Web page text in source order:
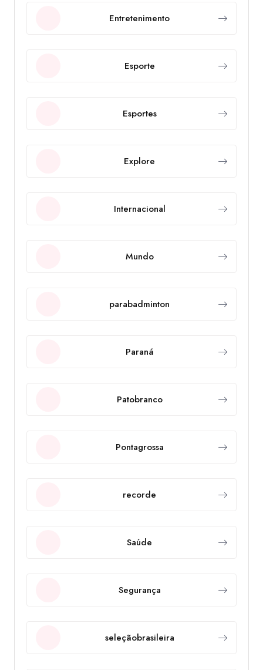
Entretenimento
Esporte
Esportes
Explore
Internacional
Mundo
parabadminton
Paraná
Patobranco
Pontagrossa
recorde
Saúde
Segurança
seleçãobrasileira